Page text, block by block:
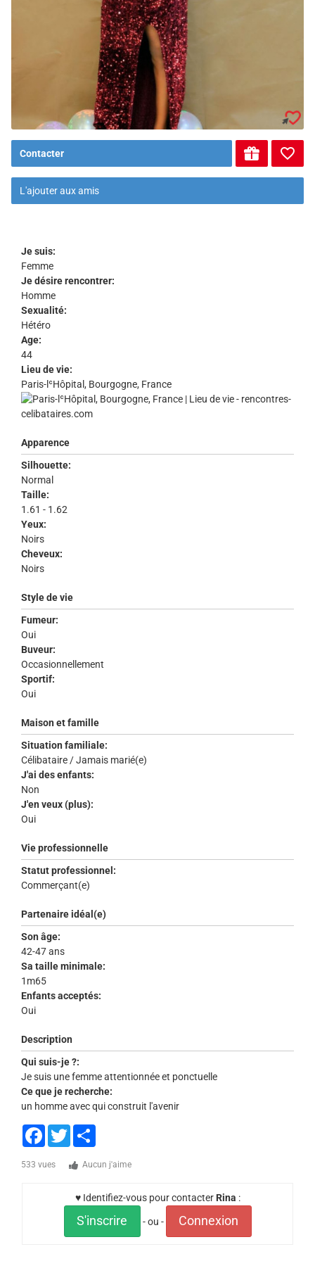
Contacter
L'ajouter aux amis
Je suis:
Femme
Je désire rencontrer:
Homme
Sexualité:
Hétéro
Age:
44
Lieu de vie:
Paris-lʿHôpital, Bourgogne, France
Apparence
Silhouette:
Normal
Taille:
1.61 - 1.62
Yeux:
Noirs
Cheveux:
Noirs
Style de vie
Fumeur:
Oui
Buveur:
Occasionnellement
Sportif:
Oui
Maison et famille
Situation familiale:
Célibataire / Jamais marié(e)
J'ai des enfants:
Non
J'en veux (plus):
Oui
Vie professionnelle
Statut professionnel:
Commerçant(e)
Partenaire idéal(e)
Son âge:
42-47 ans
Sa taille minimale:
1m65
Enfants acceptés:
Oui
Description
Qui suis-je ?:
Je suis une femme attentionnée et ponctuelle
Ce que je recherche:
un homme avec qui construit l'avenir
Facebook
Twitter
533 vues Aucun j'aime
♥ Identifiez-vous pour contacter Rina :
S'inscrire - ou - Connexion